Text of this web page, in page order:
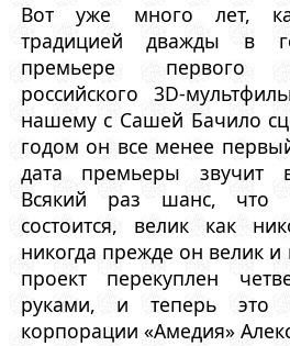
Вот уже много лет,
традицией дважды в
премьере первого
российского 3D-
нашему с Сашей Бачило
годом он все менее
дата премьеры звучит
Всякий раз шанс, что
состоится, велик как
никогда прежде он велик
проект перекуплен
руками, и теперь это
корпорации «Амедия»